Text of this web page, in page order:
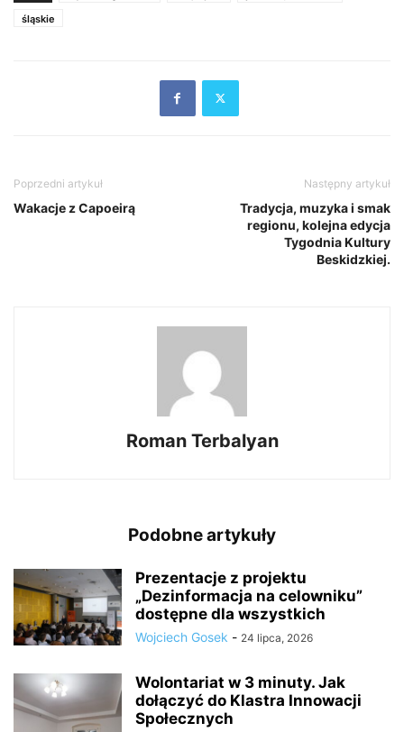
śląskie
Poprzedni artykuł
Wakacje z Capoeirą
Następny artykuł
Tradycja, muzyka i smak
regionu, kolejna edycja
Tygodnia Kultury
Beskidzkiej.
Roman Terbalyan
Podobne artykuły
Prezentacje z projektu
„Dezinformacja na celowniku”
dostępne dla wszystkich
Wojciech Gosek - 24 lipca, 2026
Wolontariat w 3 minuty. Jak
dołączyć do Klastra Innowacji
Społecznych